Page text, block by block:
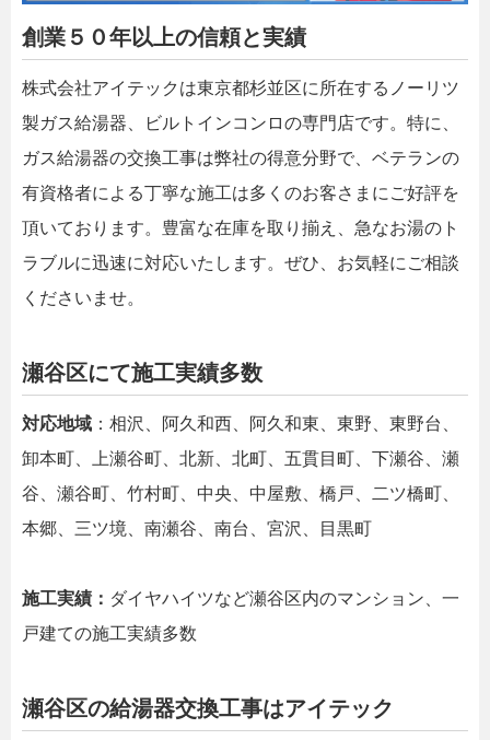
創業５０年以上の信頼と実績
株式会社アイテックは東京都杉並区に所在するノーリツ
製ガス給湯器、ビルトインコンロの専門店です。特に、
ガス給湯器の交換工事は弊社の得意分野で、ベテランの
有資格者による丁寧な施工は多くのお客さまにご好評を
頂いております。豊富な在庫を取り揃え、急なお湯のト
ラブルに迅速に対応いたします。ぜひ、お気軽にご相談
くださいませ。
瀬谷区にて施工実績多数
対応地域 ：相沢、阿久和西、阿久和東、東野、東野台、
卸本町、上瀬谷町、北新、北町、五貫目町、下瀬谷、瀬
谷、瀬谷町、竹村町、中央、中屋敷、橋戸、二ツ橋町、
本郷、三ツ境、南瀬谷、南台、宮沢、目黒町
施工実績： ダイヤハイツなど瀬谷区内のマンション、一
戸建ての施工実績多数
瀬谷区の給湯器交換工事はアイテック